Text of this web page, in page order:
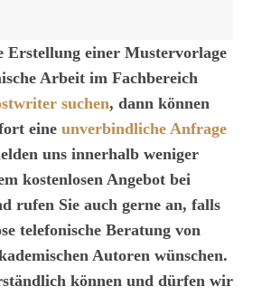
Erstellung einer Mustervorlage
Arbeit im Fachbereich
suchen, dann können
eine unverbindliche Anfrage
uns innerhalb weniger
kostenlosen Angebot bei
rufen Sie auch gerne an, falls
telefonische Beratung von
Autoren wünschen.
können und dürfen wir